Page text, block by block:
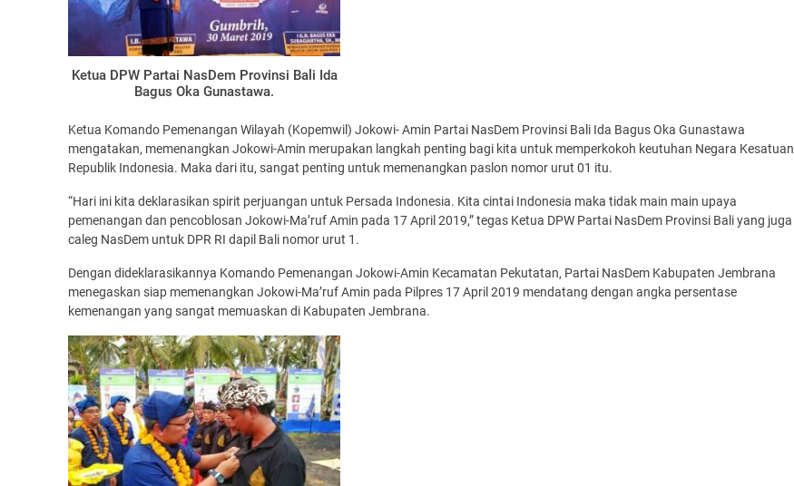
Ketua DPW Partai NasDem Provinsi Bali Ida
Bagus Oka Gunastawa.
Ketua Komando Pemenangan Wilayah (Kopemwil) Jokowi- Amin Partai NasDem Provinsi Bali Ida Bagus Oka Gunastawa
mengatakan, memenangkan Jokowi-Amin merupakan langkah penting bagi kita untuk memperkokoh keutuhan Negara Kesatuan
Republik Indonesia. Maka dari itu, sangat penting untuk memenangkan paslon nomor urut 01 itu.
“Hari ini kita deklarasikan spirit perjuangan untuk Persada Indonesia. Kita cintai Indonesia maka tidak main main upaya
pemenangan dan pencoblosan Jokowi-Ma’ruf Amin pada 17 April 2019,” tegas Ketua DPW Partai NasDem Provinsi Bali yang juga
caleg NasDem untuk DPR RI dapil Bali nomor urut 1.
Dengan dideklarasikannya Komando Pemenangan Jokowi-Amin Kecamatan Pekutatan, Partai NasDem Kabupaten Jembrana
menegaskan siap memenangkan Jokowi-Ma’ruf Amin pada Pilpres 17 April 2019 mendatang dengan angka persentase
kemenangan yang sangat memuaskan di Kabupaten Jembrana.